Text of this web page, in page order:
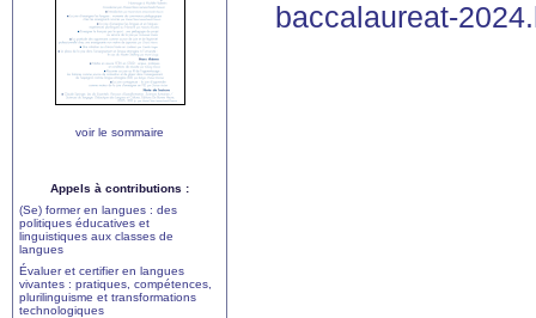
baccalaureat-
voir le sommaire
Appels à contributions :
(Se) former en langues : des
politiques éducatives et
linguistiques aux classes de
langues
Évaluer et certifier en langues
vivantes : pratiques, compétences,
plurilinguisme et transformations
technologiques